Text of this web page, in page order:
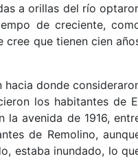
a orillas del río
de creciente,
cree que tienen cien
donde
los habitantes de
la avenida de 1916,
de Remolino,
estaba inundado, lo